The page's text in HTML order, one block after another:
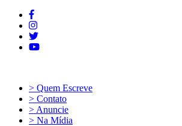
> Quem Escreve
> Contato
> Anuncie
> Na Mídia